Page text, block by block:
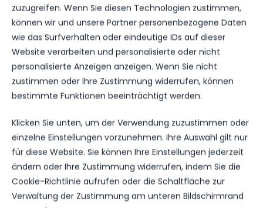
zuzugreifen. Wenn Sie diesen Technologien zustimmen,
können wir und unsere Partner personenbezogene Daten
wie das Surfverhalten oder eindeutige IDs auf dieser
Website verarbeiten und personalisierte oder nicht
personalisierte Anzeigen anzeigen. Wenn Sie nicht
zustimmen oder Ihre Zustimmung widerrufen, können
bestimmte Funktionen beeinträchtigt werden.
Klicken Sie unten, um der Verwendung zuzustimmen oder
einzelne Einstellungen vorzunehmen. Ihre Auswahl gilt nur
für diese Website. Sie können Ihre Einstellungen jederzeit
ändern oder Ihre Zustimmung widerrufen, indem Sie die
Cookie-Richtlinie aufrufen oder die Schaltfläche zur
Verwaltung der Zustimmung am unteren Bildschirmrand
NÄCHSTER BEITRAG
ANMELDUNG ZUM
HERBSTFERIENCAMP MIT
UNION BERLIN
WEITERE MELDUNGEN
DAS KÖNNTE DICH
AUCH INTERESSIEREN.